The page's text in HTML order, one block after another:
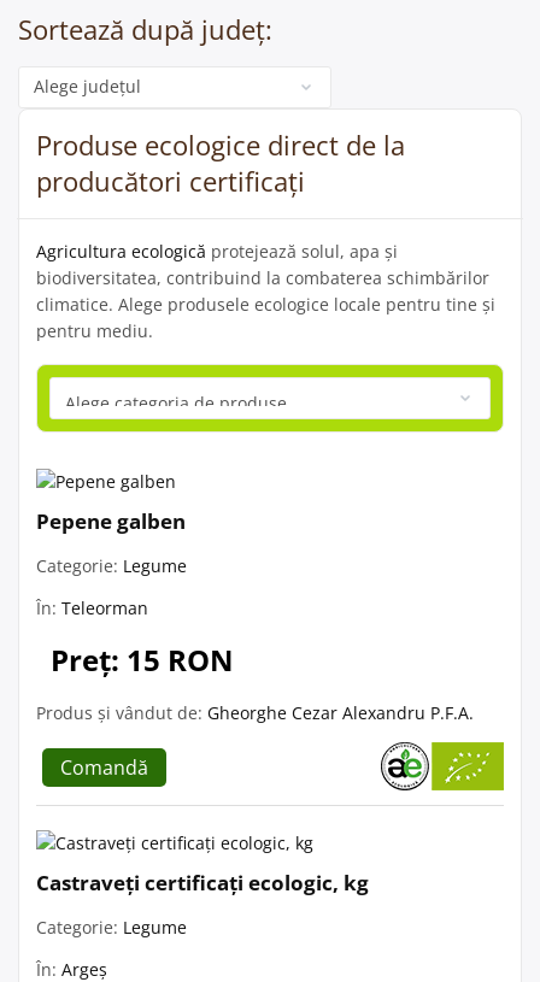
Sortează după județ:
Categorie
Produse ecologice direct de la
producători certificați
Agricultura ecologică protejează solul, apa și
biodiversitatea, contribuind la combaterea schimbărilor
climatice. Alege produsele ecologice locale pentru tine și
pentru mediu.
Pepene galben
Categorie: Legume
În: Teleorman
Preț: 15 RON
Produs și vândut de: Gheorghe Cezar Alexandru P.F.A.
Comandă
Castraveți certificați ecologic, kg
Categorie: Legume
În: Argeș